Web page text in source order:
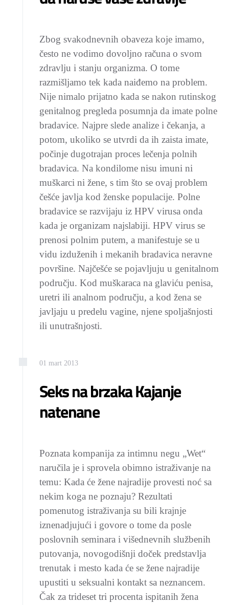
Zbog svakodnevnih obaveza koje imamo,
često ne vodimo dovoljno računa o svom
zdravlju i stanju organizma. O tome
razmišljamo tek kada naiđemo na problem.
Nije nimalo prijatno kada se nakon rutinskog
genitalnog pregleda posumnja da imate polne
bradavice. Najpre slede analize i čekanja, a
potom, ukoliko se utvrdi da ih zaista imate,
počinje dugotrajan proces lečenja polnih
bradavica. Na kondilome nisu imuni ni
muškarci ni žene, s tim što se ovaj problem
češće javlja kod ženske populacije. Polne
bradavice se razvijaju iz HPV virusa onda
kada je organizam najslabiji. HPV virus se
prenosi polnim putem, a manifestuje se u
vidu izduženih i mekanih bradavica neravne
površine. Najčešće se pojavljuju u genitalnom
području. Kod muškaraca na glaviću penisa,
uretri ili analnom području, a kod žena se
javljaju u predelu vagine, njene spoljašnjosti
ili unutrašnjosti.
01 mart 2013
Seks na brzaka Kajanje
natenane
Poznata kompanija za intimnu negu „Wet“
naručila je i sprovela obimno istraživanje na
temu: Kada će žene najradije provesti noć sa
nekim koga ne poznaju? Rezultati
pomenutog istraživanja su bili krajnje
iznenadjujući i govore o tome da posle
poslovnih seminara i višednevnih službenih
putovanja, novogodišnji doček predstavlja
trenutak i mesto kada će se žene najradije
upustiti u seksualni kontakt sa neznancem.
Čak za trideset tri procenta ispitanih žena